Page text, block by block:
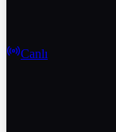
Canlı